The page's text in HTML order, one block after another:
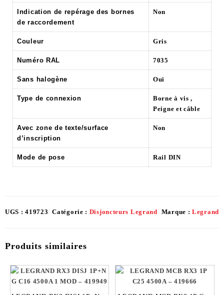
Indication de repérage des bornes
de raccordement
Non
Couleur Gris
Numéro RAL 7035
Sans halogène Oui
Type de connexion
Borne à vis ,
Peigne et câble
Avec zone de texte/surface
d’inscription
Non
Mode de pose Rail DIN
UGS :419723 Catégorie : Disjoncteurs Legrand Marque :Legrand
Produits similaires